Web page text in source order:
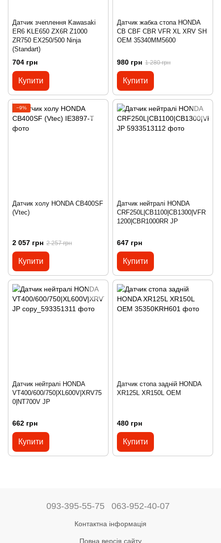
Датчик зчеплення Kawasaki
ER6 KLE650 ZX6R Z1000
ZR750 EX250/500 Ninja
(Standart)
704 грн
Купити
Датчик жабка стопа HONDA
CB CBF CBR VFR XL XRV SH
OEM 35340MM5600
980 грн 1 280 грн
Купити
−9%
Датчик холу HONDA CB400SF
(Vtec)
2 057 грн 2 257 грн
Купити
Датчик нейтралі HONDA
CRF250L|CB1100|CB1300|VFR
1200|CBR1000RR JP
647 грн
Купити
Датчик нейтралі HONDA
VT400/600/750|XL600V|XRV75
0|NT700V JP
662 грн
Купити
Датчик стопа задній HONDA
XR125L XR150L OEM
480 грн
Купити
093-395-55-75 063-952-40-07
Контактна інформація
Повна версія сайту